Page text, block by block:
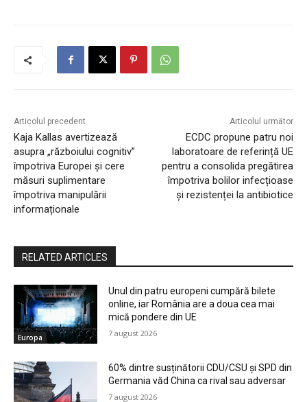
Articolul precedent
Kaja Kallas avertizează
asupra „războiului cognitiv”
împotriva Europei și cere
măsuri suplimentare
împotriva manipulării
informaționale
Articolul următor
ECDC propune patru noi
laboratoare de referință UE
pentru a consolida pregătirea
împotriva bolilor infecțioase
și rezistenței la antibiotice
RELATED ARTICLES
Europa
Unul din patru europeni cumpără bilete
online, iar România are a doua cea mai
mică pondere din UE
7 august 2026
60% dintre susținătorii CDU/CSU și SPD din
Germania văd China ca rival sau adversar
7 august 2026